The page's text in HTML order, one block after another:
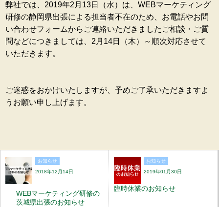
弊社では、2019年2月13日（水）は、WEBマーケティング
研修の静岡県出張による担当者不在のため、お電話やお問
い合わせフォームからご連絡いただきましたご相談・ご質
問などにつきましては、2月14日（木）～順次対応させて
いただきます。
ご迷惑をおかけいたしますが、予めご了承いただきますよ
うお願い申し上げます。
お知らせ
2018年12月14日
WEBマーケティング研修の
茨城県出張のお知らせ
お知らせ
2019年01月30日
臨時休業のお知らせ